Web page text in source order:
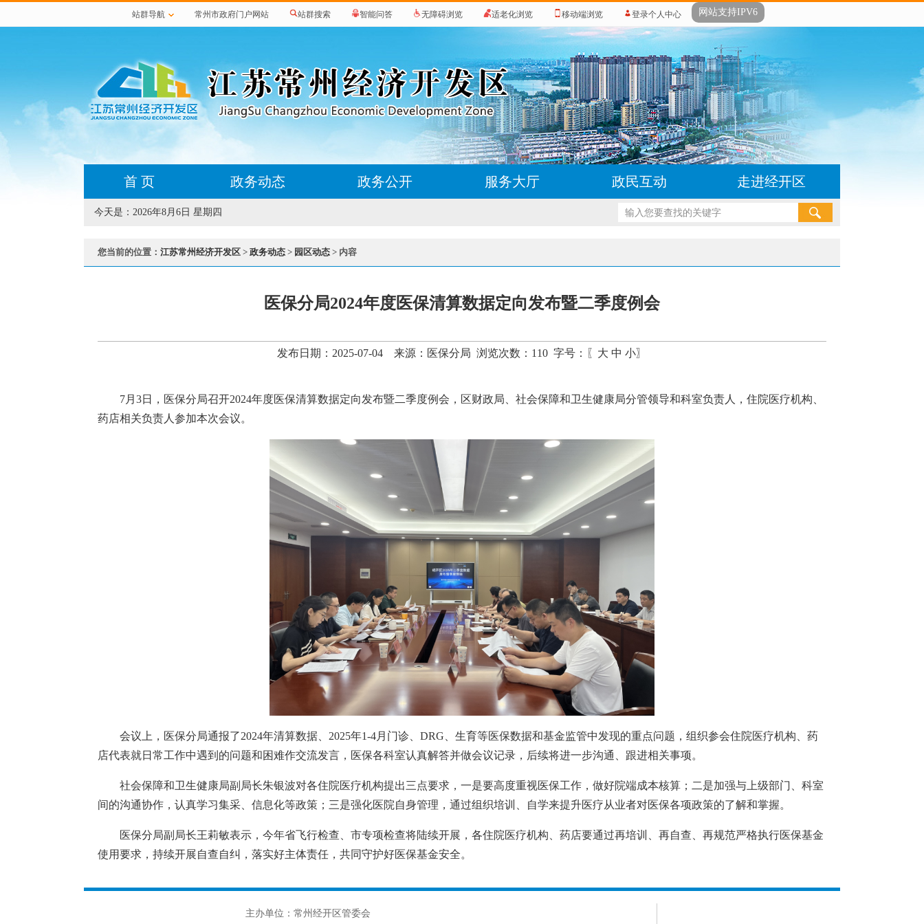
站群导航 常州市政府门户网站 站群搜索 智能问答 无障碍浏览 适老化浏览 移动端浏览 登录个人中心 网站支持IPV6
首 页 政务动态 政务公开 服务大厅 政民互动 走进经开区
今天是： 2026年8月6日 星期四
您当前的位置： 江苏常州经济开发区 > 政务动态 > 园区动态 > 内容
医保分局2024年度医保清算数据定向发布暨二季度例会
发布日期：2025-07-04 来源：医保分局 浏览次数： 110 字号：〖 大 中 小〗
7月3日，医保分局召开2024年度医保清算数据定向发布暨二季度例会，区财政局、社会保障和卫生健康局分管领导和科室负责人，住院医疗机构、
药店相关负责人参加本次会议。
会议上，医保分局通报了2024年清算数据、2025年1-4月门诊、DRG、生育等医保数据和基金监管中发现的重点问题，组织参会住院医疗机构、药
店代表就日常工作中遇到的问题和困难作交流发言，医保各科室认真解答并做会议记录，后续将进一步沟通、跟进相关事项。
社会保障和卫生健康局副局长朱银波对各住院医疗机构提出三点要求，一是要高度重视医保工作，做好院端成本核算；二是加强与上级部门、科室
间的沟通协作，认真学习集采、信息化等政策；三是强化医院自身管理，通过组织培训、自学来提升医疗从业者对医保各项政策的了解和掌握。
医保分局副局长王莉敏表示，今年省飞行检查、市专项检查将陆续开展，各住院医疗机构、药店要通过再培训、再自查、再规范严格执行医保基金
使用要求，持续开展自查自纠，落实好主体责任，共同守护好医保基金安全。
主办单位：常州经开区管委会